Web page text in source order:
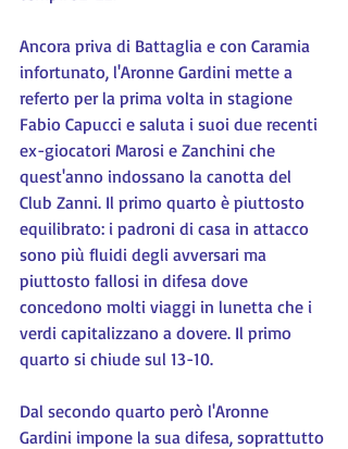
Ancora priva di Battaglia e con Caramia
infortunato, l'Aronne Gardini mette a
referto per la prima volta in stagione
Fabio Capucci e saluta i suoi due recenti
ex-giocatori Marosi e Zanchini che
quest'anno indossano la canotta del
Club Zanni. Il primo quarto è piuttosto
equilibrato: i padroni di casa in attacco
sono più fluidi degli avversari ma
piuttosto fallosi in difesa dove
concedono molti viaggi in lunetta che i
verdi capitalizzano a dovere. Il primo
quarto si chiude sul 13-10.
Dal secondo quarto però l'Aronne
Gardini impone la sua difesa, soprattutto